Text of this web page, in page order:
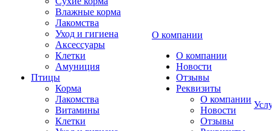
Влажные корма
Лакомства
Уход и гигиена
Аксессуары
Клетки
Амуниция
Птицы
Корма
Лакомства
Витамины
Клетки
О компании
О компании
Новости
Отзывы
Реквизиты
О компании
Новости
Отзывы